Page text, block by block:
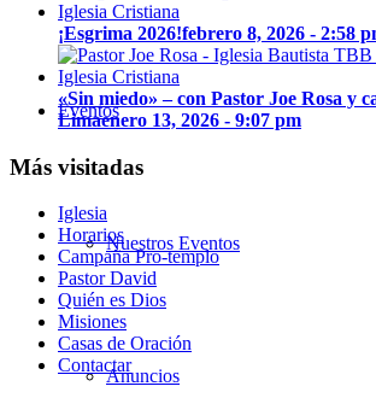
Eventos
Nuestros Eventos
Anuncios
¡Esgrima 2026!febrero 8, 2026 - 2:58
«Sin miedo» – con Pastor Joe Rosa y
Limaenero 13, 2026 - 9:07 pm
Más visitadas
Iglesia
Horarios
Campaña Pro-templo
Pastor David
Quién es Dios
Misiones
Casas de Oración
Contactar